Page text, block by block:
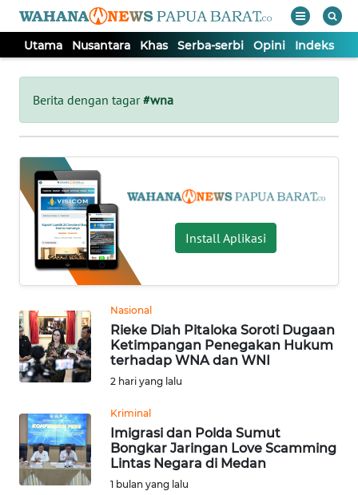
Utama Nusantara Khas Serba-serbi Opini Indeks
Berita dengan tagar#wna
Install Aplikasi
Nasional
Rieke Diah Pitaloka Soroti Dugaan
Ketimpangan Penegakan Hukum
terhadap WNA dan WNI
2 hari yang lalu
Kriminal
Imigrasi dan Polda Sumut
Bongkar Jaringan Love Scamming
Lintas Negara di Medan
1 bulan yang lalu
Tutup
UTAMA
NUSANTARA
KHAS
SERBA-
SERBI
OPINI
Informasi
INDEKS
BERITA
KONTAK
KAMI